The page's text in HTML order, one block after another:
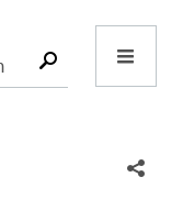
SUCHE